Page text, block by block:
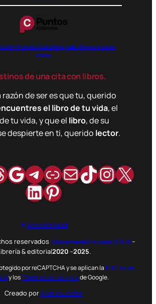
con Puntos Colombia, dale clic para saber
cómo.
de una cita con libros.
razón de ser es que tu, querido
el libro de tu vida, el
tu vida, y que el libro, de su
despierte en ti, querido lector.
Google
Telegram
Enlace
Correo
TikTok
X
LinkedIn
Pinterest
Accesibilidad
reservados librosmedellin.com S.A.S–
& editorial2020–2025.
por reCAPTCHA y se aplican laPolítica de
y losTérminos del serviciode Google.
Creado porAndresLector